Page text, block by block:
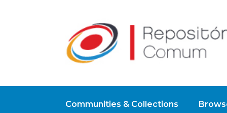
Communities & Collections